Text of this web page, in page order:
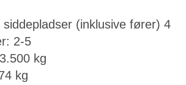
siddepladser (inklusive fører) 4
2-5
kg
kg